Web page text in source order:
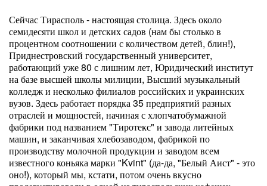
Сейчас Тирасполь - настоящая столица. Здесь около
семидесяти школ и детских садов (нам бы столько в
процентном соотношении с количеством детей, блин!),
Приднестровский государственный университет,
работающий уже 80 с лишним лет, Юридический институт
на базе высшей школы милиции, Высший музыкальный
колледж и несколько филиалов российских и украинских
вузов. Здесь работает порядка 35 предприятий разных
отраслей и мощностей, начиная с хлопчатобумажной
фабрики под названием "Тиротекс" и завода литейных
машин, и заканчивая хлебозаводом, фабрикой по
производству молочной продукции и заводом всем
известного коньяка марки "Kvint" (да-да, "Белый Аист" - это
оно!), который мы, кстати, потом очень вкусно